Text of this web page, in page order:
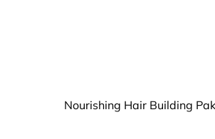
Nourishing Hair Building